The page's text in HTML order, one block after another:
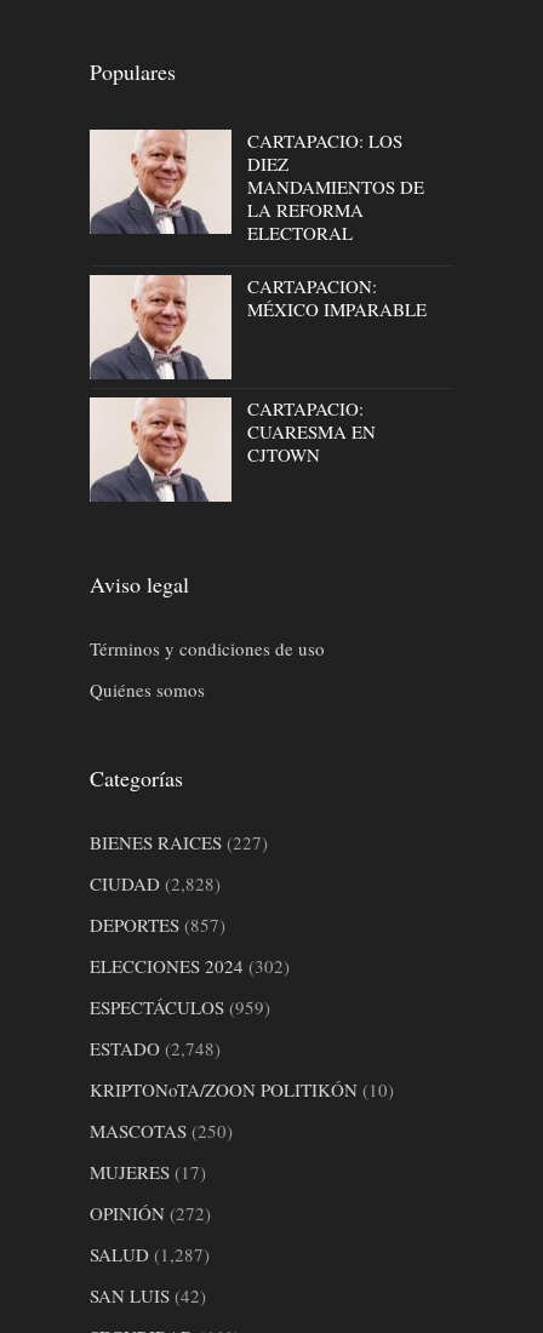
Populares
CARTAPACIO: LOS
DIEZ
MANDAMIENTOS DE
LA REFORMA
ELECTORAL
CARTAPACION:
MÉXICO IMPARABLE
CARTAPACIO:
CUARESMA EN
CJTOWN
Aviso legal
Términos y condiciones de uso
Quiénes somos
Categorías
BIENES RAICES (227)
CIUDAD (2,828)
DEPORTES (857)
ELECCIONES 2024 (302)
ESPECTÁCULOS (959)
ESTADO (2,748)
KRIPTONoTA/ZOON POLITIKÓN (10)
MASCOTAS (250)
MUJERES (17)
OPINIÓN (272)
SALUD (1,287)
SAN LUIS (42)